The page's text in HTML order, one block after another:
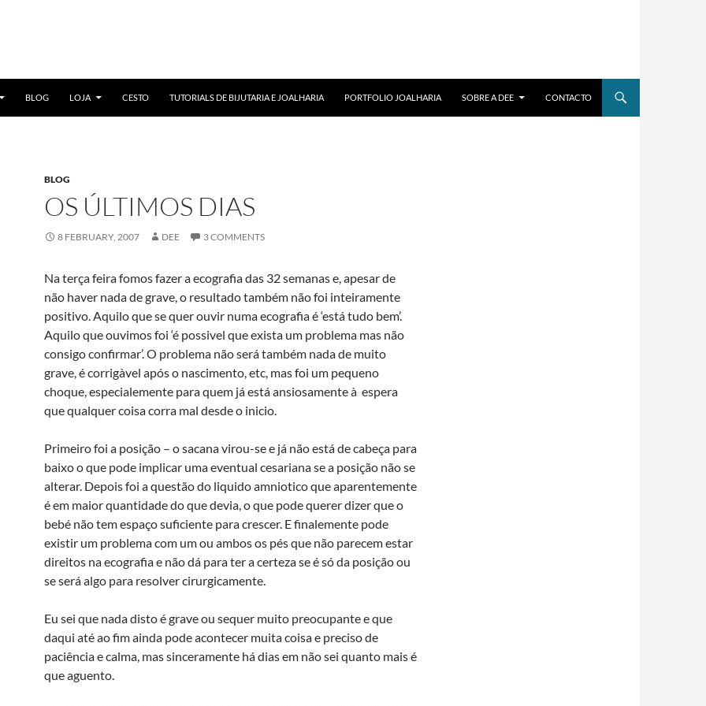
BLOG LOJA CESTO TUTORIALS DE BIJUTARIA E JOALHARIA PORTFOLIO JOALHARIA SOBRE A DEE CONTACTO
BLOG
OS ÚLTIMOS DIAS
8 FEBRUARY, 2007 DEE 3 COMMENTS
Na terça feira fomos fazer a ecografia das 32 semanas e, apesar de
não haver nada de grave, o resultado também não foi inteiramente
positivo. Aquilo que se quer ouvir numa ecografia é ‘está tudo bem’.
Aquilo que ouvimos foi ‘é possivel que exista um problema mas não
consigo confirmar’. O problema não será também nada de muito
grave, é corrigà­vel após o nascimento, etc, mas foi um pequeno
choque, especialemente para quem já está ansiosamente à espera
que qualquer coisa corra mal desde o inicio.
Primeiro foi a posição – o sacana virou-se e já não está de cabeça para
baixo o que pode implicar uma eventual cesariana se a posição não se
alterar. Depois foi a questão do liquido amniotico que aparentemente
é em maior quantidade do que devia, o que pode querer dizer que o
bebé não tem espaço suficiente para crescer. E finalemente pode
existir um problema com um ou ambos os pés que não parecem estar
direitos na ecografia e não dá para ter a certeza se é só da posição ou
se será algo para resolver cirurgicamente.
Eu sei que nada disto é grave ou sequer muito preocupante e que
daqui até ao fim ainda pode acontecer muita coisa e preciso de
paciência e calma, mas sinceramente há dias em não sei quanto mais é
que aguento.